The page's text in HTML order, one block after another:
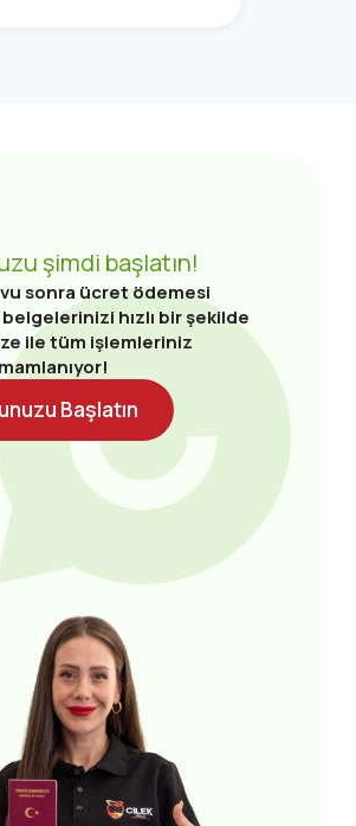
şimdi başlatın!
sonra ücret ödemesi
hızlı bir şekilde
ile tüm işlemleriniz
Başlatın